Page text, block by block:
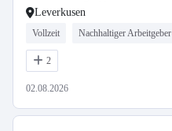
Leverkusen
Vollzeit Nachhaltiger Arbeitgeber
2
02.08.2026